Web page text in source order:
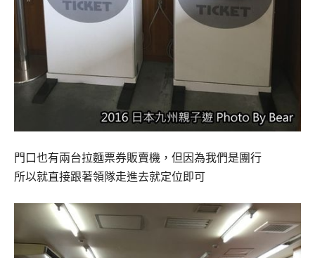
門口也有兩台拉麵票券販賣機，但因為我們是團行
所以就直接跟著領隊走進去就定位即可